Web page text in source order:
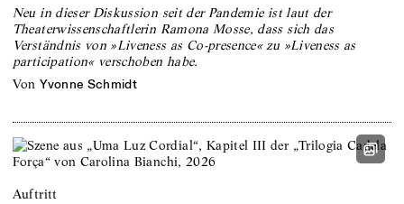
Neu in dieser Diskussion seit der Pandemie ist laut der
Theaterwissenschaftlerin Ramona Mosse, dass sich das
Verständnis von »Liveness as Co-presence« zu »Liveness as
participation« verschoben habe.
von Yvonne Schmidt
Auftritt